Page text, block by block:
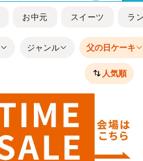
お中元 スイーツ ラ
ジャンル 父の日ケーキ
人気順